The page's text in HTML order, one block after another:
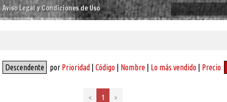
Aviso Legal y Condiciones de Uso
Descendente por Prioridad Código Nombre Lo más vendido Precio
< 1 >